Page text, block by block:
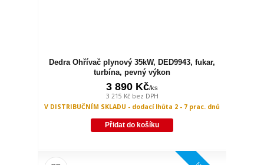
Dedra Ohřívač plynový 35kW, DED9943, fukar,
turbína, pevný výkon
3 890 Kč/ks
3 215 Kč bez DPH
V DISTRIBUČNÍM SKLADU - dodací lhůta 2 - 7 prac. dnů
Přidat do košíku